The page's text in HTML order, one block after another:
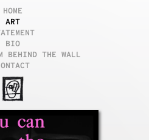
HOME
ART
BIO
BEHIND THE WALL